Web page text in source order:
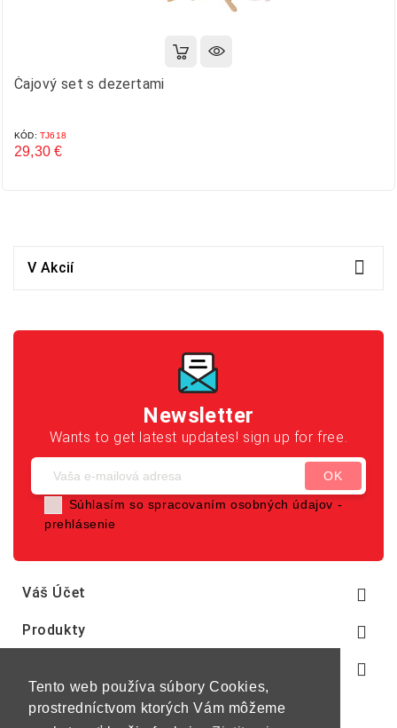
Tento web používa súbory Cookies,
prostredníctvom ktorých Vám môžeme
Čajový set s dezertami
KÓD: TJ618
29,30 €
V Akcií 
Newsletter
Wants to get latest updates! sign up for free.
Súhlasím so spracovaním osobných údajov -
prehlásenie
Váš Účet 
Produkty 
